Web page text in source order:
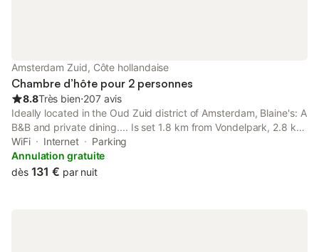
Amsterdam Zuid, Côte hollandaise
Chambre d’hôte pour 2 personnes
8.8Très bien⋅207 avis
Ideally located in the Oud Zuid district of Amsterdam, Blaine's: A
B&B and private dining.... Is set 1.8 km from Vondelpark, 2.8 km
from Van Gogh Museum and 2.9 km from Moco Museum. The
property is located 4.3 km from Heineken Experience, 5.
WiFi Internet
Parking
Annulation gratuite
dès 131 € par nuit